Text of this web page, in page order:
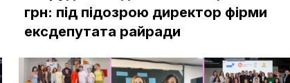
грн: під підозрою директор фірми
ексдепутата райради